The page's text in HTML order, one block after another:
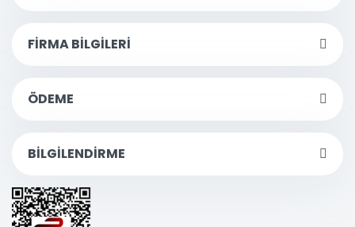
FİRMA BİLGİLERİ
ÖDEME
BİLGİLENDİRME